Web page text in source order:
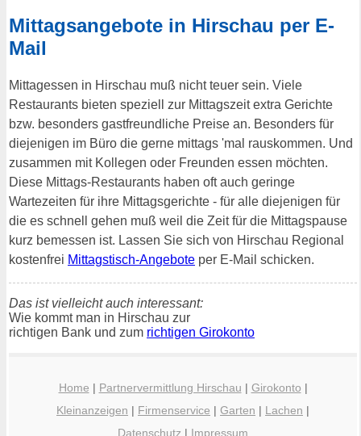
Mittagsangebote in Hirschau per E-
Mail
Mittagessen in Hirschau muß nicht teuer sein. Viele
Restaurants bieten speziell zur Mittagszeit extra Gerichte
bzw. besonders gastfreundliche Preise an. Besonders für
diejenigen im Büro die gerne mittags 'mal rauskommen. Und
zusammen mit Kollegen oder Freunden essen möchten.
Diese Mittags-Restaurants haben oft auch geringe
Wartezeiten für ihre Mittagsgerichte - für alle diejenigen für
die es schnell gehen muß weil die Zeit für die Mittagspause
kurz bemessen ist. Lassen Sie sich von Hirschau Regional
kostenfrei Mittagstisch-Angebote per E-Mail schicken.
Das ist vielleicht auch interessant:
Wie kommt man in Hirschau zur
richtigen Bank und zum richtigen Girokonto
Home | Partnervermittlung Hirschau | Girokonto |
Kleinanzeigen | Firmenservice | Garten | Lachen |
Datenschutz | Impressum